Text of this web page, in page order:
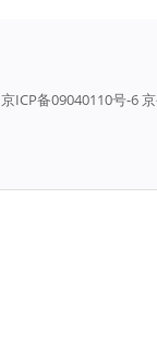
京ICP备09040110号-6